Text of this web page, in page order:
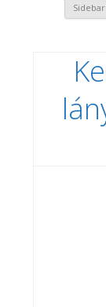
Sidebar